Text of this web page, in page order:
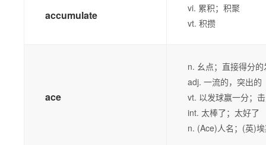
accumulate
vi. 累积；积聚
vt. 积攒
ace
n. 幺点；直接得分
adj. 一流的，突出的
vt. 以发球赢一分；
int. 太棒了；太好了
n. (Ace)人名；(英)